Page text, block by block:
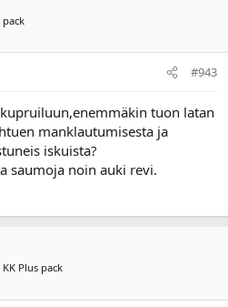
pack
#943
tuon latan
manklautumisesta ja
iskuista?
saumoja noin auki revi.
KK Plus pack